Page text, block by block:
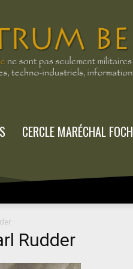
CERCLE MARÉCHAL FOCH
Rudder